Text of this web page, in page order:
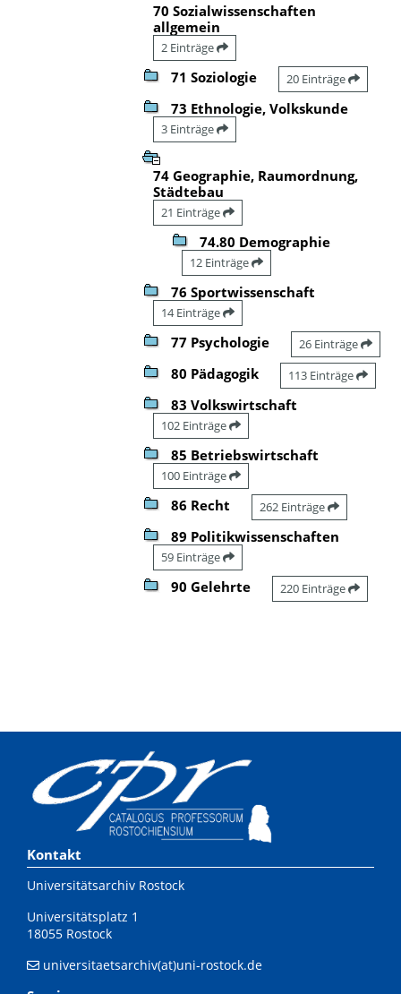
70 Sozialwissenschaften
allgemein
2 Einträge
71 Soziologie 20 Einträge
73 Ethnologie, Volkskunde
3 Einträge
74 Geographie, Raumordnung,
Städtebau
21 Einträge
74.80 Demographie
12 Einträge
76 Sportwissenschaft
14 Einträge
77 Psychologie 26 Einträge
80 Pädagogik 113 Einträge
83 Volkswirtschaft
102 Einträge
85 Betriebswirtschaft
100 Einträge
86 Recht 262 Einträge
89 Politikwissenschaften
59 Einträge
90 Gelehrte 220 Einträge
Kontakt
Universitätsarchiv Rostock
Universitätsplatz 1
18055 Rostock
universitaetsarchiv(at)uni-rostock.de